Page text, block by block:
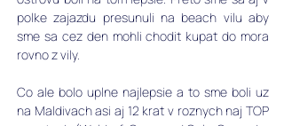
polke zajazdu presunuli na beach vilu aby
sme sa cez den mohli chodit kupat do mora
rovno z vily.
Co ale bolo uplne najlepsie a to sme boli uz
na Maldivach asi aj 12 krat v roznych naj TOP